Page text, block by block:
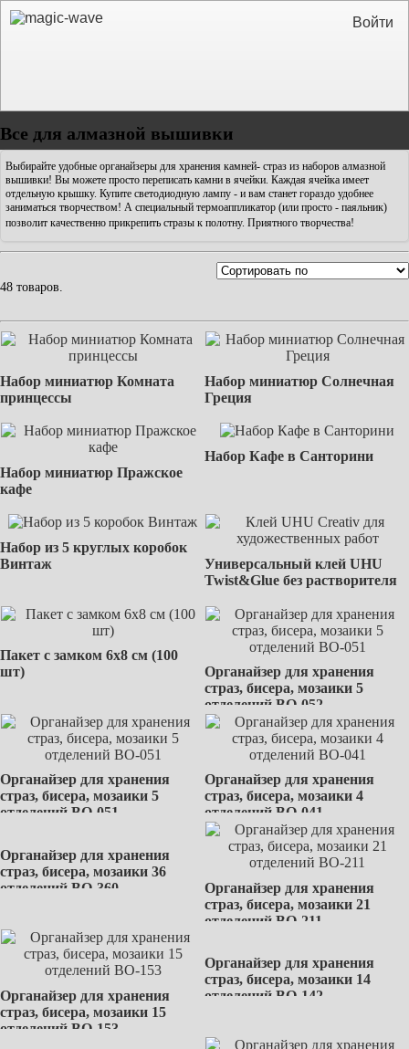
Войти
Все для алмазной вышивки
Выбирайте удобные органайзеры для хранения камней- страз из наборов алмазной
вышивки! Вы можете просто переписать камни в ячейки. Каждая ячейка имеет
отдельную крышку. Купите светодиодную лампу - и вам станет гораздо удобнее
заниматься творчеством! А специальный термоаппликатор (или просто - паяльник)
позволит качественно прикрепить стразы к полотну. Приятного творчества!
48 товаров.
Набор миниатюр Комната
принцессы
Набор миниатюр Солнечная
Греция
Набор миниатюр Пражское
кафе
Набор Кафе в Санторини
Набор из 5 круглых коробок
Винтаж
Универсальный клей UHU
Twist&Glue без растворителя
Пакет с замком 6х8 см (100
шт)
Органайзер для хранения
страз, бисера, мозаики 5
отделений BО-052
Органайзер для хранения
страз, бисера, мозаики 5
отделений BО-051
Органайзер для хранения
страз, бисера, мозаики 4
отделений BО-041
Органайзер для хранения
страз, бисера, мозаики 36
отделений BО-360
Органайзер для хранения
страз, бисера, мозаики 21
отделений BО-211
Органайзер для хранения
страз, бисера, мозаики 15
отделений BО-153
Органайзер для хранения
страз, бисера, мозаики 14
отделений BО-142